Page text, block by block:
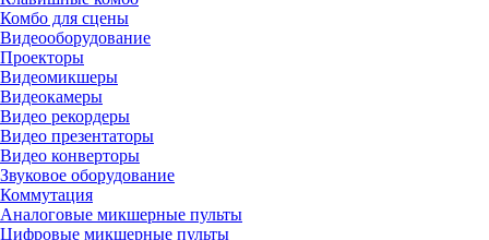
Комбо для сцены
Видеооборудование
Проекторы
Видеомикшеры
Видеокамеры
Видео рекордеры
Видео презентаторы
Видео конверторы
Звуковое оборудование
Коммутация
Аналоговые микшерные пульты
Цифровые микшерные пульты